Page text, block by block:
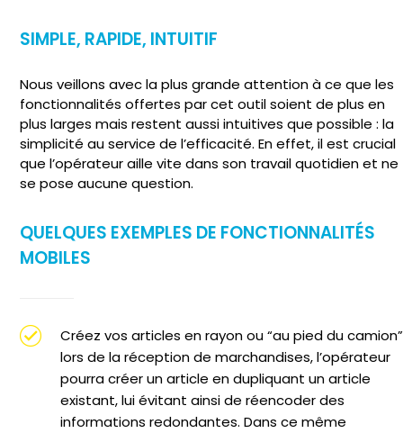
SIMPLE, RAPIDE, INTUITIF
Nous veillons avec la plus grande attention à ce que les
fonctionnalités offertes par cet outil soient de plus en
plus larges mais restent aussi intuitives que possible : la
simplicité au service de l’efficacité. En effet, il est crucial
que l’opérateur aille vite dans son travail quotidien et ne
se pose aucune question.
QUELQUES EXEMPLES DE FONCTIONNALITÉS
MOBILES
Créez vos articles en rayon ou “au pied du
lors de la réception de marchandises, l’opérateur
pourra créer un article en dupliquant un article
existant, lui évitant ainsi de réencoder des
informations redondantes. Dans ce même